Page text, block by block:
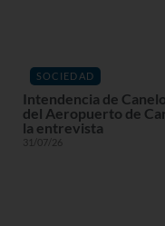
SOCIEDAD
Intendencia de
del Aeropuerto de
la entrevista
31/07/26